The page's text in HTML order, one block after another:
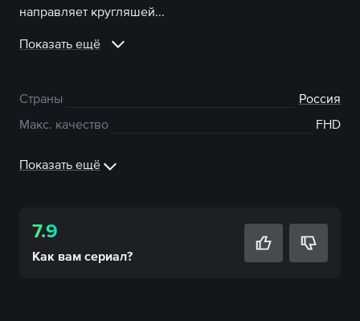
направляет кругляшей...
Показать ещё
Страны
Россия
Макс. качество
FHD
Показать ещё
7.9
Как вам сериал?